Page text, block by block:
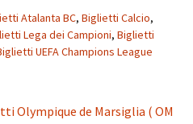
Atalanta BC, Biglietti Calcio,
Lega dei Campioni, Biglietti
UEFA Champions League
Olympique de Marsiglia ( OM